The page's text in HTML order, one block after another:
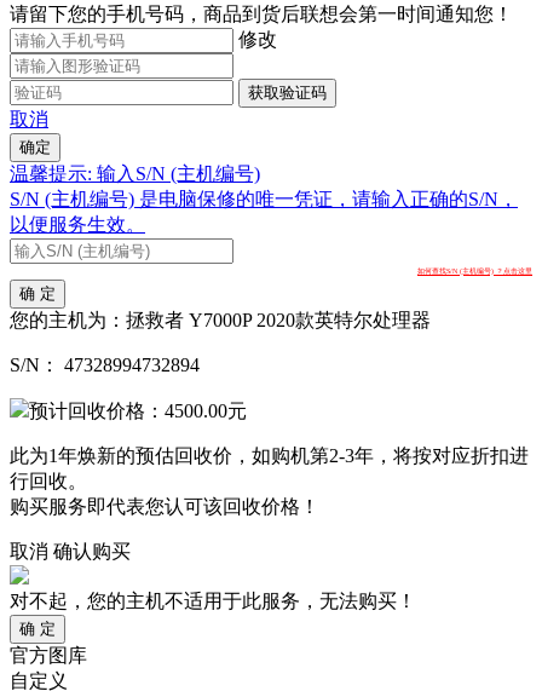
请留下您的手机号码，商品到货后联想会第一时间通知您！
修改
获取验证码
取消
确定
温馨提示: 输入S/N (主机编号)
S/N (主机编号) 是电脑保修的唯一凭证，请输入正确的S/N，
以便服务生效。
如何查找S/N (主机编号) ？点击这里
确 定
您的主机为： 拯救者 Y7000P 2020款英特尔处理器
S/N： 47328994732894
预计回收价格： 4500.00元
此为1年焕新的预估回收价，如购机第2-3年，将按对应折扣进
行回收。
购买服务即代表您认可该回收价格！
取消 确认购买
对不起，您的主机不适用于此服务，无法购买！
确 定
官方图库
自定义